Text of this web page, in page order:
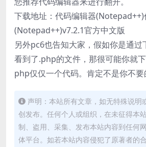
下载地址：代码编辑器(Notepad++)
(Notepad++)v7.2.1官方中文版
另外pc6也告知大家，假如你是通过
看到了.php的文件，那很可能你就
php仅仅一个代码。肯定不是你不要
声明：本站所有文章，如无特殊说明
创发布。任何个人或组织，在未征得本
制、盗用、采集、发布本站内容到任何
体平台。如若本站内容侵犯了原著者的